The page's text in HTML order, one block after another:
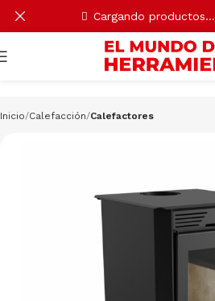
Inicio Calefacción Calefactores
Cargando productos…